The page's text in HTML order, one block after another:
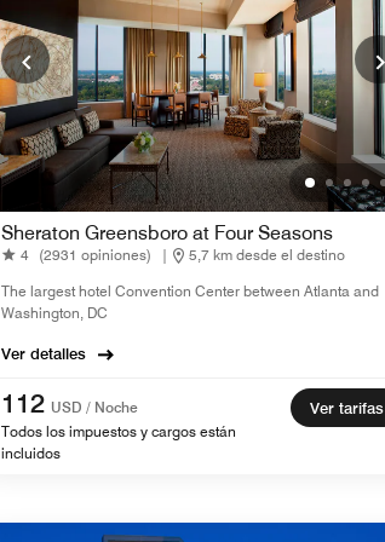
Sheraton Greensboro at Four Seasons
4 (2931 opiniones) |
5,7 km desde el destino
The largest hotel Convention Center between Atlanta and
Washington, DC
Ver detalles
112 USD / Noche
Todos los impuestos y cargos están
incluidos
Ver tarifas